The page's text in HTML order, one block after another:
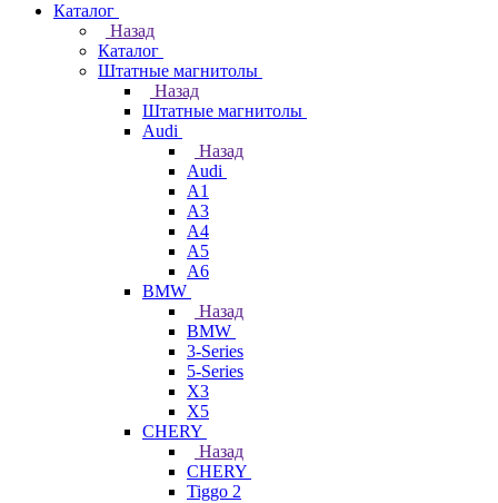
Каталог
Назад
Каталог
Штатные магнитолы
Назад
Штатные магнитолы
Audi
Назад
Audi
A1
A3
A4
A5
A6
BMW
Назад
BMW
3-Series
5-Series
X3
X5
CHERY
Назад
CHERY
Tiggo 2